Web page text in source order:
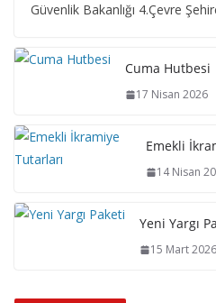
Güvenlik Bakanlığı 4.Çevre
Cuma Hutbesi
17 Nisan 2026
Emekli
14 Nisan
Yeni Yargı
15 Mart 2026